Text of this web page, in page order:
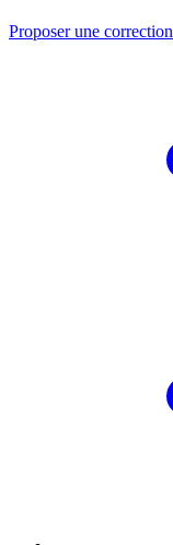
Proposer une correction